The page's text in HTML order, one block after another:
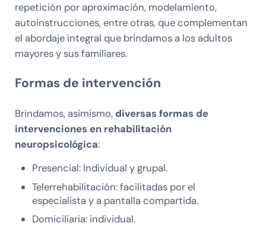
repetición por aproximación, modelamiento,
autoinstrucciones, entre otras, que complementan
el abordaje integral que brindamos a los adultos
mayores y sus familiares.
Formas de intervención
Brindamos, asimismo, diversas formas de
intervenciones en rehabilitación
neuropsicológica:
Presencial: Individual y grupal.
Telerrehabilitación: facilitadas por el
especialista y a pantalla compartida.
Domiciliaria: individual.